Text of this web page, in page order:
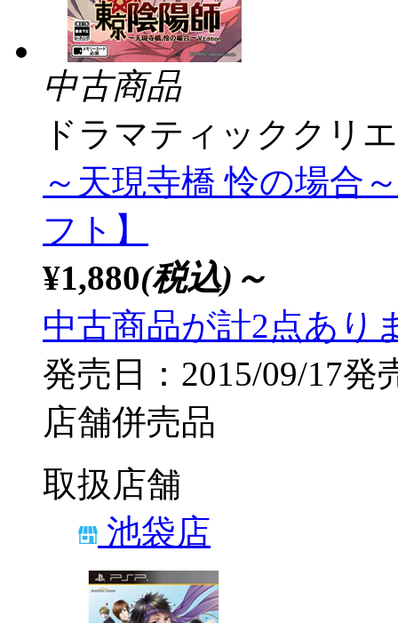
中古商品
ドラマティッククリ
～天現寺橋 怜の場合
フト】
¥1,880(税込)～
中古商品が計2点あり
発売日：2015/09/17発
店舗併売品
取扱店舗
池袋店